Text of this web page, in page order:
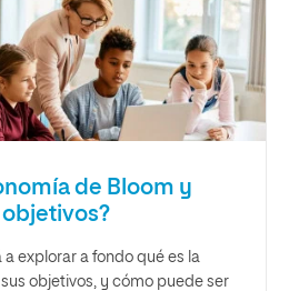
de Bloom y
objetivos?
a explorar a fondo qué es la
objetivos, y cómo puede ser